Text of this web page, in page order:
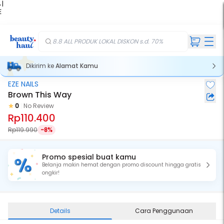
|
8.8 ALL PRODUK LOKAL DISKON s.d. 70%
Dikirim keAlamat Kamu
EZE NAILS
Brown This Way
0 No Review
Rp110.400
Rp119.990 -8%
Promo spesial buat kamu
Belanja makin hemat dengan promo discount hingga gratis
ongkir!
Details Cara Penggunaan